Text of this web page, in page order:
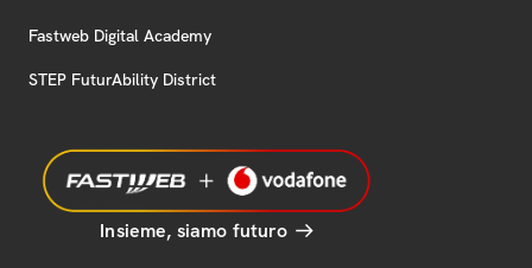
Fastweb Digital Academy
STEP FuturAbility District
Insieme, siamo futuro